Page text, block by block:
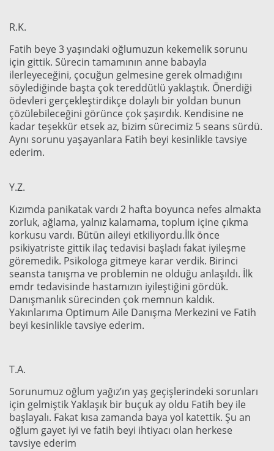
R.K.
Fatih beye 3 yaşındaki oğlumuzun kekemelik sorunu
için gittik. Sürecin tamamının anne babayla
ilerleyeceğini, çocuğun gelmesine gerek olmadığını
söylediğinde başta çok tereddütlü yaklaştık. Önerdiği
ödevleri gerçekleştirdikçe dolaylı bir yoldan bunun
çözülebileceğini görünce çok şaşırdık. Kendisine ne
kadar teşekkür etsek az, bizim sürecimiz 5 seans sürdü.
Aynı sorunu yaşayanlara Fatih beyi kesinlikle tavsiye
ederim.
Y.Z.
Kızımda panikatak vardı 2 hafta boyunca nefes almakta
zorluk, ağlama, yalnız kalamama, toplum içine çıkma
korkusu vardı. Bütün aileyi etkiliyordu.İlk önce
psikiyatriste gittik ilaç tedavisi başladı fakat iyileşme
göremedik. Psikologa gitmeye karar verdik. Birinci
seansta tanışma ve problemin ne olduğu anlaşıldı. İlk
emdr tedavisinde hastamızın iyileştiğini gördük.
Danışmanlık sürecinden çok memnun kaldık.
Yakınlarıma Optimum Aile Danışma Merkezini ve Fatih
beyi kesinlikle tavsiye ederim.
T.A.
Sorunumuz oğlum yağız’ın yaş geçişlerindeki sorunları
için gelmiştik Yaklaşık bir buçuk ay oldu Fatih bey ile
başlayalı. Fakat kısa zamanda baya yol katettik. Şu an
oğlum gayet iyi ve fatih beyi ihtiyacı olan herkese
tavsiye ederim